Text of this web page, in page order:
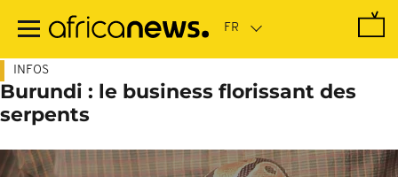
contenu
INFOS
Burundi : le business florissant des
serpents